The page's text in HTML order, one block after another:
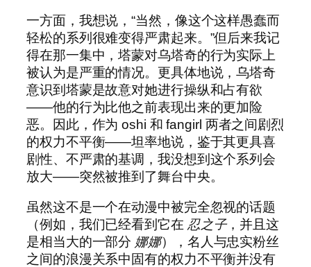
一方面，我想说，“当然，像这个这样愚蠢而
轻松的系列很难变得严肃起来。”但后来我记
得在那一集中，塔蒙对乌塔奇的行为实际上
被认为是严重的情况。更具体地说，乌塔奇
意识到塔蒙是故意对她进行操纵和占有欲
——他的行为比他之前表现出来的更加险
恶。因此，作为 oshi 和 fangirl 两者之间剧烈
的权力不平衡——坦率地说，鉴于其更具喜
剧性、不严肃的基调，我没想到这个系列会
放大——突然被推到了舞台中央。
虽然这不是一个在动漫中被完全忽视的话题
（例如，我们已经看到它在 忍之子，并且这
是相当大的一部分 娜娜），名人与忠实粉丝
之间的浪漫关系中固有的权力不平衡并没有